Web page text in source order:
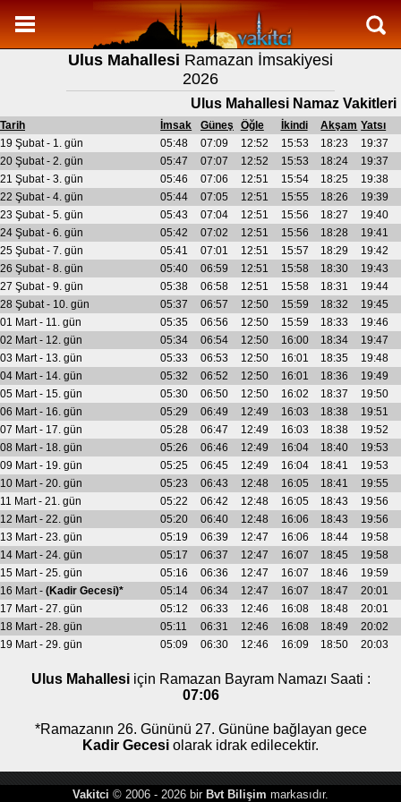
Namaz Vakitleri
Ulus Mahallesi Aylık Namaz Vakitleri
Ulus Mahallesi Ramazan imsakiyesi
Namaz Nasıl Kılınır?
Bilgi
İletişim
Ulus Mahallesi Ramazan İmsakiyesi
2026
Ulus Mahallesi Namaz Vakitleri
Tarih İmsak Güneş Öğle İkindi Akşam Yatsı
19 Şubat - 1. gün
05:48 07:09 12:52 15:53 18:23
19:37
20 Şubat - 2. gün
05:47 07:07 12:52 15:53 18:24
19:37
21 Şubat - 3. gün
05:46 07:06 12:51 15:54 18:25
19:38
22 Şubat - 4. gün
05:44 07:05 12:51 15:55 18:26
19:39
23 Şubat - 5. gün
05:43 07:04 12:51 15:56 18:27
19:40
24 Şubat - 6. gün
05:42 07:02 12:51 15:56 18:28
19:41
25 Şubat - 7. gün
05:41 07:01 12:51 15:57 18:29
19:42
26 Şubat - 8. gün
05:40 06:59 12:51 15:58 18:30
19:43
27 Şubat - 9. gün
05:38 06:58 12:51 15:58 18:31
19:44
28 Şubat - 10. gün
05:37 06:57 12:50 15:59 18:32
19:45
01 Mart - 11. gün
05:35 06:56 12:50 15:59 18:33
19:46
02 Mart - 12. gün
05:34 06:54 12:50 16:00 18:34
19:47
03 Mart - 13. gün
05:33 06:53 12:50 16:01 18:35
19:48
04 Mart - 14. gün
05:32 06:52 12:50 16:01 18:36
19:49
05 Mart - 15. gün
05:30 06:50 12:50 16:02 18:37
19:50
06 Mart - 16. gün
05:29 06:49 12:49 16:03 18:38
19:51
07 Mart - 17. gün
05:28 06:47 12:49 16:03 18:38
19:52
08 Mart - 18. gün
05:26 06:46 12:49 16:04 18:40
19:53
09 Mart - 19. gün
05:25 06:45 12:49 16:04 18:41
19:53
10 Mart - 20. gün
05:23 06:43 12:48 16:05 18:41
19:55
11 Mart - 21. gün
05:22 06:42 12:48 16:05 18:43
19:56
12 Mart - 22. gün
05:20 06:40 12:48 16:06 18:43
19:56
13 Mart - 23. gün
05:19 06:39 12:47 16:06 18:44
19:58
14 Mart - 24. gün
05:17 06:37 12:47 16:07 18:45
19:58
15 Mart - 25. gün
05:16 06:36 12:47 16:07 18:46
19:59
16 Mart - (Kadir Gecesi)* 05:14 06:34 12:47 16:07 18:47
20:01
17 Mart - 27. gün
05:12 06:33 12:46 16:08 18:48
20:01
18 Mart - 28. gün
05:11 06:31 12:46 16:08 18:49
20:02
19 Mart - 29. gün
05:09 06:30 12:46 16:09 18:50 20:03
Ulus Mahallesiiçin Ramazan Bayram Namazı Saati :
07:06
*Ramazanın 26. Gününü 27. Gününe bağlayan gece
Kadir Gecesi olarak idrak edilecektir.
Vakitci © 2006 - 2026 bir Bvt Bilişim markasıdır.